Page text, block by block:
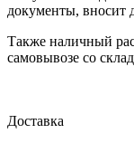
документы, вносит
Также наличный
самовывозе со
Доставка